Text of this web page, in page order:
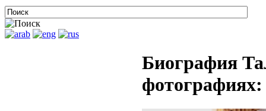
Биография
фотографиях: